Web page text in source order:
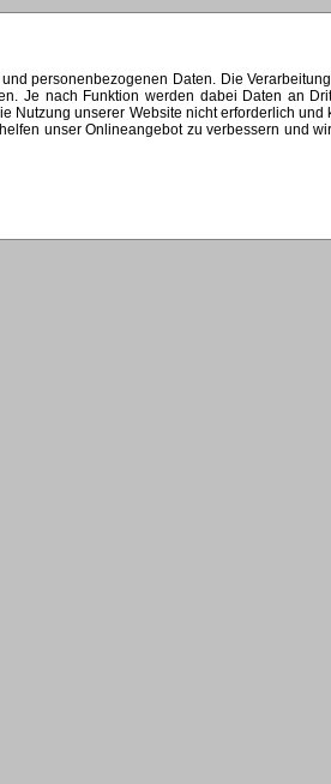
personenbezogenen Daten. Die
Je nach Funktion werden dabei Daten an
unserer Website nicht erforderlich
unser Onlineangebot zu verbessern und